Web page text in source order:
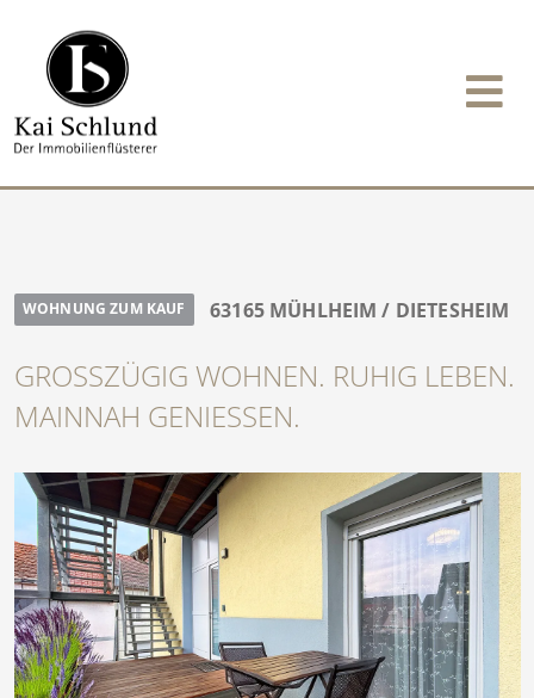
WOHNUNG ZUM KAUF 63165 MÜHLHEIM / DIETESHEIM
GROSSZÜGIG WOHNEN. RUHIG LEBEN. M
AINNAH GENIESSEN.